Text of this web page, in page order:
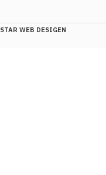
STAR WEB DESIGEN